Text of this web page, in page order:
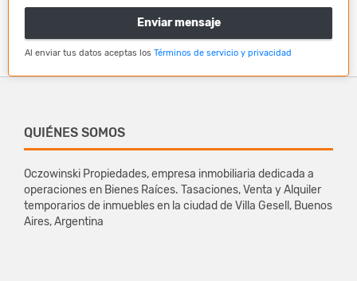
Enviar mensaje
Al enviar tus datos aceptas los Términos de servicio y privacidad
QUIÉNES SOMOS
Oczowinski Propiedades, empresa inmobiliaria dedicada a
operaciones en Bienes Raíces. Tasaciones, Venta y Alquiler
temporarios de inmuebles en la ciudad de Villa Gesell, Buenos
Aires, Argentina